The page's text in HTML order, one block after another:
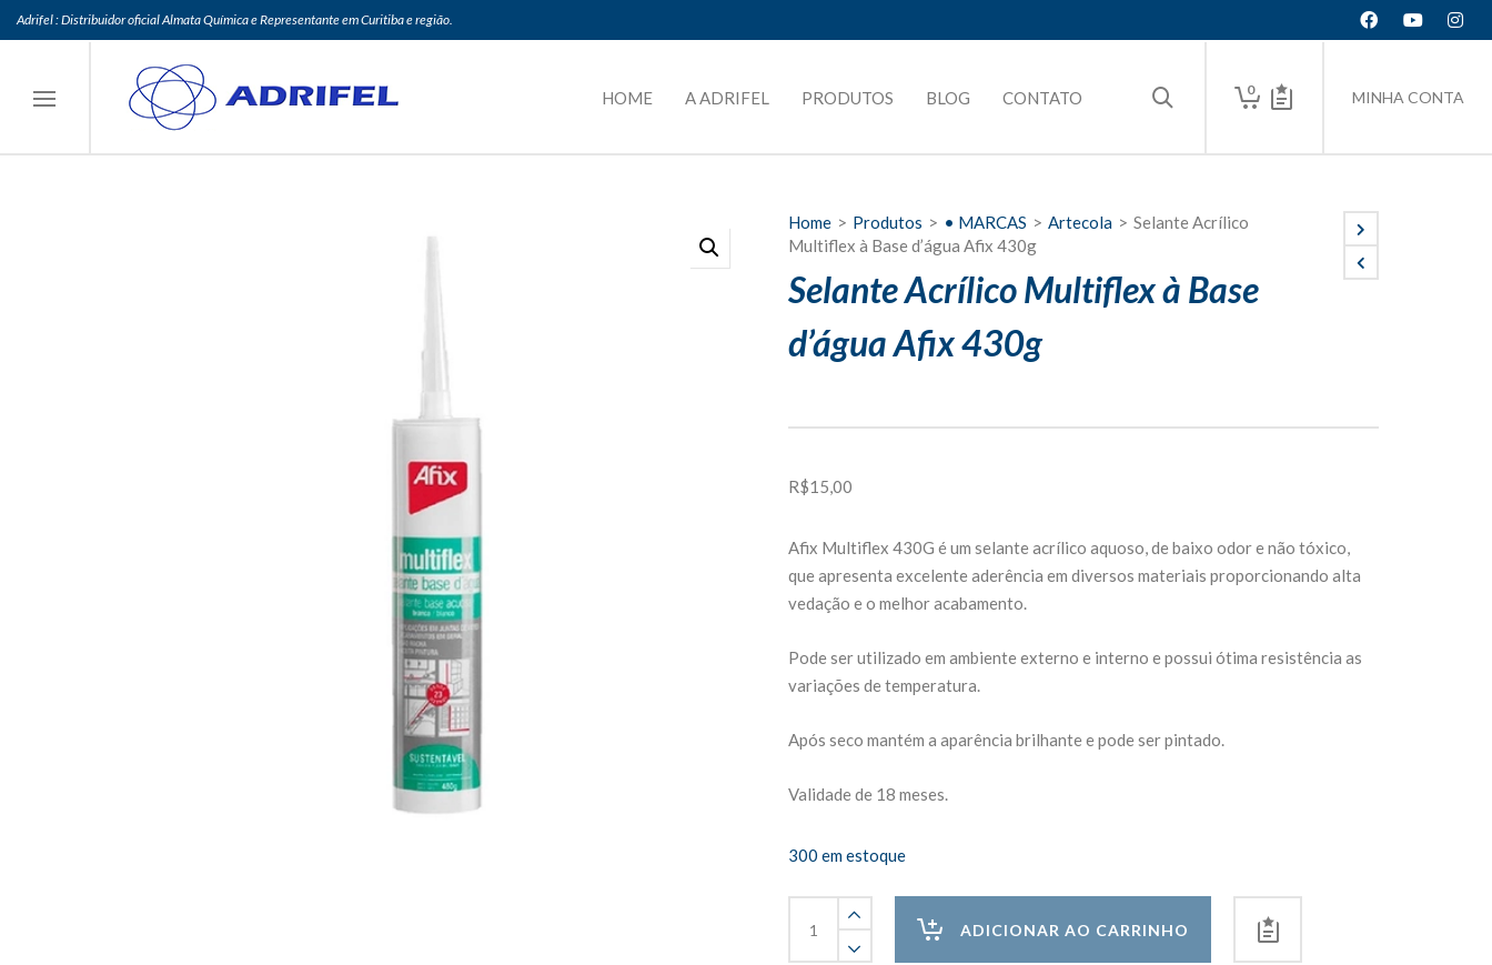
Adrifel : Distribuidor oficial Almata Química e Representante em Curitiba e região.
0 MINHA CONTA
HOME A ADRIFEL PRODUTOS BLOG CONTATO
Home > Produtos > • MARCAS > Artecola > Selante Acrílico
Multiflex à Base d’água Afix 430g
Selante Acrílico Multiflex à Base
d’água Afix 430g
R$15,00
Afix Multiflex 430G é um selante acrílico aquoso, de baixo odor e não tóxico,
que apresenta excelente aderência em diversos materiais proporcionando alta
vedação e o melhor acabamento.
Pode ser utilizado em ambiente externo e interno e possui ótima resistência as
variações de temperatura.
Após seco mantém a aparência brilhante e pode ser pintado.
Validade de 18 meses.
300 em estoque
Acrílico
Multiflex
ADICIONAR AO CARRINHO